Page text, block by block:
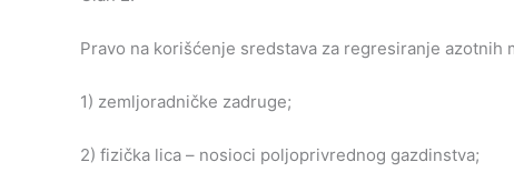
Pravo na korišćenje sredstava za regresiranje azotnih
1) zemljoradničke zadruge;
2) fizička lica – nosioci poljoprivrednog gazdinstva;